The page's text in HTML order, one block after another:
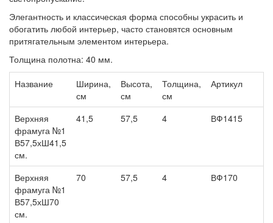
Элегантность и классическая форма способны украсить и
обогатить любой интерьер, часто становятся основным
притягательным элементом интерьера.
Толщина полотна: 40 мм.
Название
Ширина,
см
Высота,
см
Толщина,
см
Артикул
Верхняя
фрамуга №1
В57,5хШ41,5
см.
41,5 57,5 4 ВФ1415
Верхняя
фрамуга №1
В57,5хШ70
см.
70 57,5 4 ВФ170